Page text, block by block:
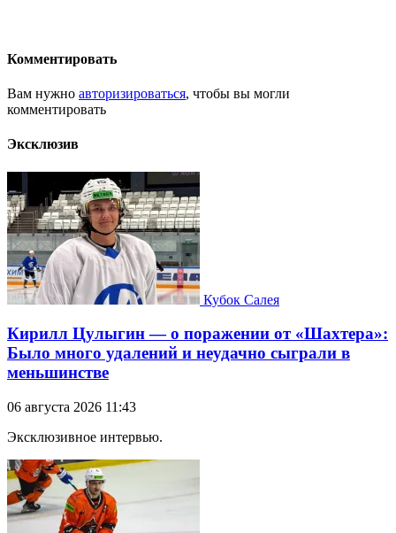
Комментировать
Вам нужно авторизироваться, чтобы вы могли
комментировать
Эксклюзив
Кубок Салея
Кирилл Цулыгин — о поражении от «Шахтера»:
Было много удалений и неудачно сыграли в
меньшинстве
06 августа 2026 11:43
Эксклюзивное интервью.